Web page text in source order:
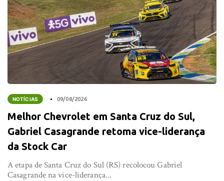
NOTÍCIAS 09/08/2026
Melhor Chevrolet em Santa Cruz do Sul,
Gabriel Casagrande retoma vice-liderança
da Stock Car
A etapa de Santa Cruz do Sul (RS) recolocou Gabriel
Casagrande na vice-liderança...